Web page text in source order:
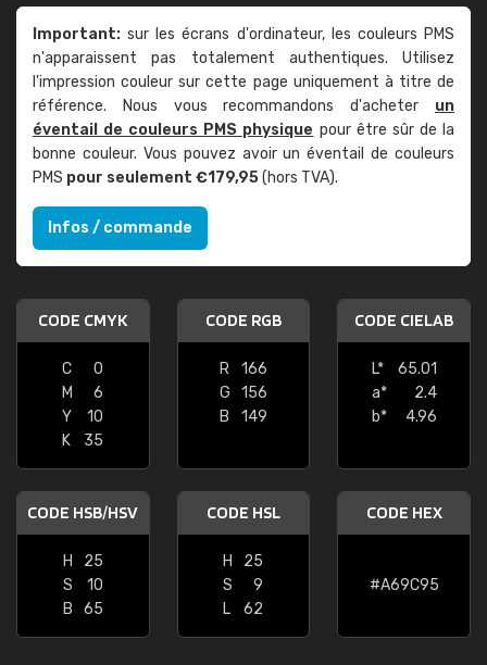
Important: sur les écrans d'ordinateur, les couleurs PMS
n'apparaissent pas totalement authentiques. Utilisez
l'impression couleur sur cette page uniquement à titre de
référence. Nous vous recommandons d'acheter un
éventail de couleurs PMS physique pour être sûr de la
bonne couleur. Vous pouvez avoir un éventail de couleurs
PMS pour seulement €179,95(hors TVA).
Infos / commande
CODE CMYK
C
0
M
6
Y
10
K
35
CODE RGB
R
166
G
156
B
149
CODE CIELAB
L*
65.01
a*
2.4
b*
4.96
CODE HSB/HSV
H
25
S
10
B
65
CODE HSL
H
25
S
9
L
62
CODE HEX
#A69C95